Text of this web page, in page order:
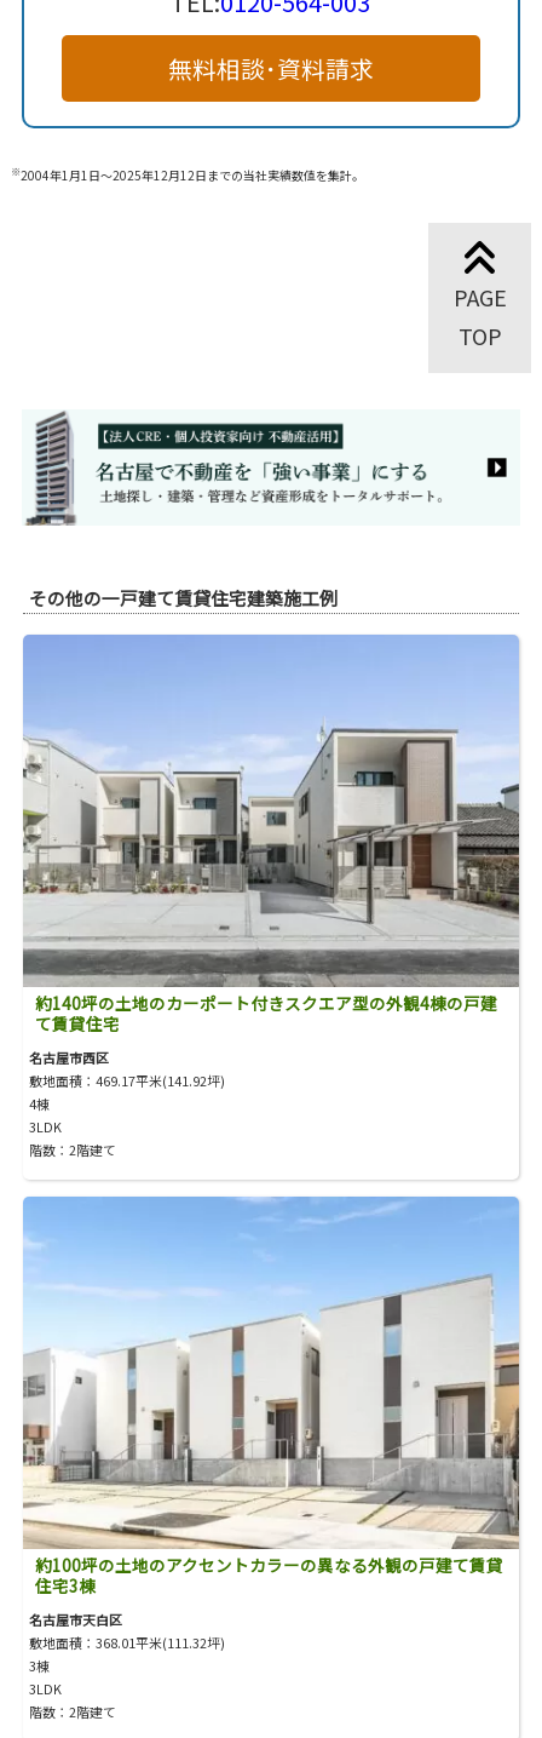
無料相談･資料請求
※2004年1月1日～2025年12月12日までの当社実績数値を集計。
PAGE
TOP
その他の一戸建て賃貸住宅建築施工例
約140坪の土地のカーポート付きスクエア型の外観4棟の戸建
て賃貸住宅
名古屋市西区
敷地面積：469.17平米(141.92坪)
4棟
3LDK
階数：2階建て
約100坪の土地のアクセントカラーの異なる外観の戸建て賃貸
住宅3棟
名古屋市天白区
敷地面積：368.01平米(111.32坪)
3棟
3LDK
階数：2階建て